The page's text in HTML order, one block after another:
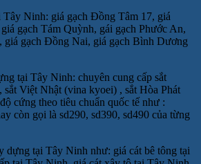
Tây Ninh: giá gạch Đồng Tâm 17, giá
gạch Tám Quỳnh, gái gạch Phước An,
giá gạch Đồng Nai, giá gạch Bình Dương
tại Tây Ninh: chuyên cung cấp sắt
sắt Việt Nhật (vina kyoei) , sắt Hòa Phát
cứng theo tiêu chuẩn quốc tế như :
còn gọi là sd290, sd390, sd490 của từng
dựng tại Tây Ninh như: giá cát bê tông tại